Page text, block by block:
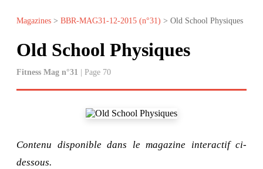
Magazines > BBR-MAG31-12-2015 (n°31) > Old School Physiques
Old School Physiques
Fitness Mag n°31 | Page 70
Contenu disponible dans le magazine interactif ci-
dessous.